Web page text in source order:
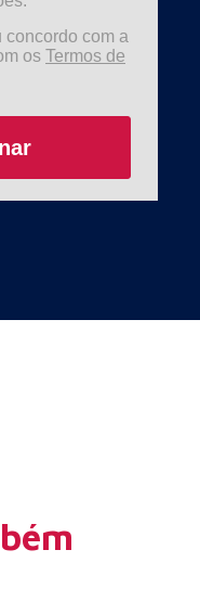
concordo com a
os Termos de